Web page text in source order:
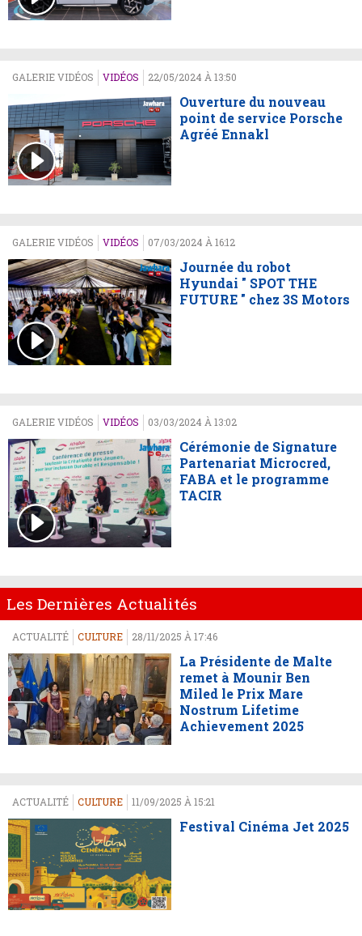
GALERIE VIDÉOS VIDÉOS 22/05/2024 À 13:50
Ouverture du nouveau
point de service Porsche
Agréé Ennakl
GALERIE VIDÉOS VIDÉOS 07/03/2024 À 16:12
Journée du robot
Hyundai " SPOT THE
FUTURE " chez 3S Motors
GALERIE VIDÉOS VIDÉOS 03/03/2024 À 13:02
Cérémonie de Signature
Partenariat Microcred,
FABA et le programme
TACIR
Les Dernières Actualités
ACTUALITÉ CULTURE 28/11/2025 À 17:46
La Présidente de Malte
remet à Mounir Ben
Miled le Prix Mare
Nostrum Lifetime
Achievement 2025
ACTUALITÉ CULTURE 11/09/2025 À 15:21
Festival Cinéma Jet 2025